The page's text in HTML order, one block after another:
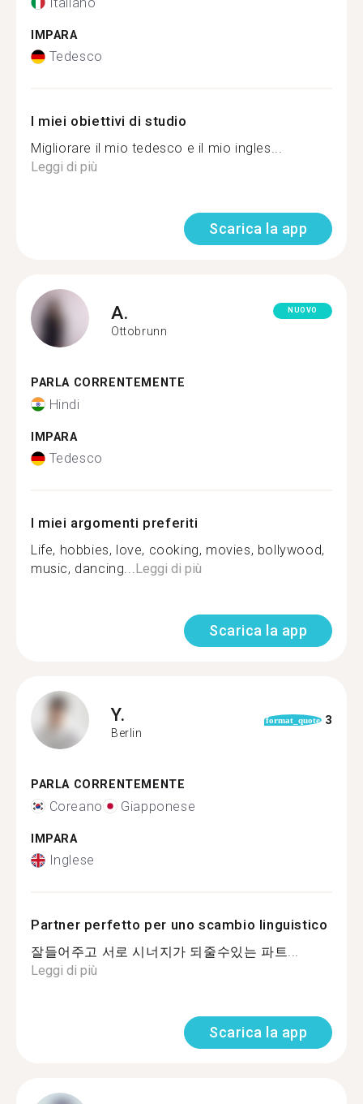
IMPARA
Tedesco
I miei obiettivi di studio
Migliorare il mio tedesco e il mio ingles...
Leggi di più
Scarica la app
A.
Ottobrunn
NUOVO
PARLA CORRENTEMENTE
Hindi
IMPARA
Tedesco
I miei argomenti preferiti
Life, hobbies, love, cooking, movies, bollywood,
music, dancing...Leggi di più
Scarica la app
Y.
Berlin
format_quote 3
PARLA CORRENTEMENTE
Coreano Giapponese
IMPARA
Inglese
Partner perfetto per uno scambio linguistico
잘들어주고 서로 시너지가 되줄수있는 파트...
Leggi di più
Scarica la app